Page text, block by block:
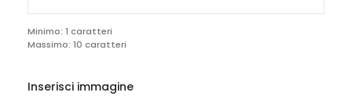
Minimo: 1 caratteri
Massimo: 10 caratteri
Inserisci immagine